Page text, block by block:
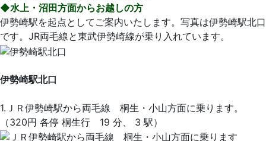
年
2
月
27
◆水上・沼田方面からお越しの方
伊勢崎駅を起点としてご案内いたします。写真は伊勢崎駅北口
です。JR両毛線と東武伊勢崎線が乗り入れています。
伊勢崎駅北口
1.ＪＲ伊勢崎駅から両毛線 桐生・小山方面に乗ります。
（320円 各停 桐生行 19 分、 3 駅）